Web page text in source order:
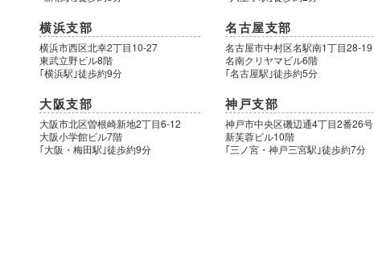
横浜支部
横浜市西区北幸2丁目10-27
東武立野ビル8階
｢横浜駅｣徒歩約9分
名古屋支部
名古屋市中村区名駅南1丁目28-19
名南クリヤマビル6階
｢名古屋駅｣徒歩約5分
大阪支部
大阪市北区曽根崎新地2丁目6-12
大阪小学館ビル7階
｢大阪・梅田駅｣徒歩約9分
神戸支部
神戸市中央区磯辺通4丁目2番26号
新芙蓉ビル10階
｢三ノ宮・神戸三宮駅｣徒歩約7分